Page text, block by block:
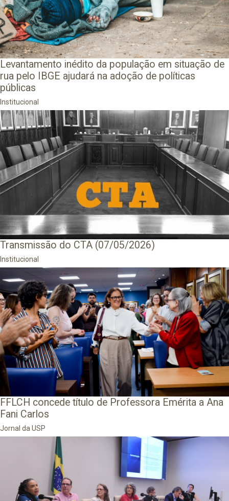
Levantamento inédito da população em situação de
rua pelo IBGE ajudará na adoção de políticas
públicas
Institucional
Transmissão do CTA (07/05/2026)
Institucional
FFLCH concede título de Professora Emérita a Ana
Fani Carlos
Jornal da USP